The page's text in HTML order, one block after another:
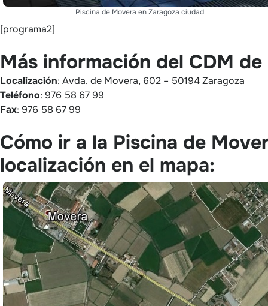
Piscina de Movera en Zaragoza ciudad
[programa2]
Más información del CDM
Localización: Avda. de Movera, 602 – 50194 Zaragoza
Teléfono: 976 58 67 99
Fax: 976 58 67 99
Cómo ir a la Piscina de
localización en el mapa: